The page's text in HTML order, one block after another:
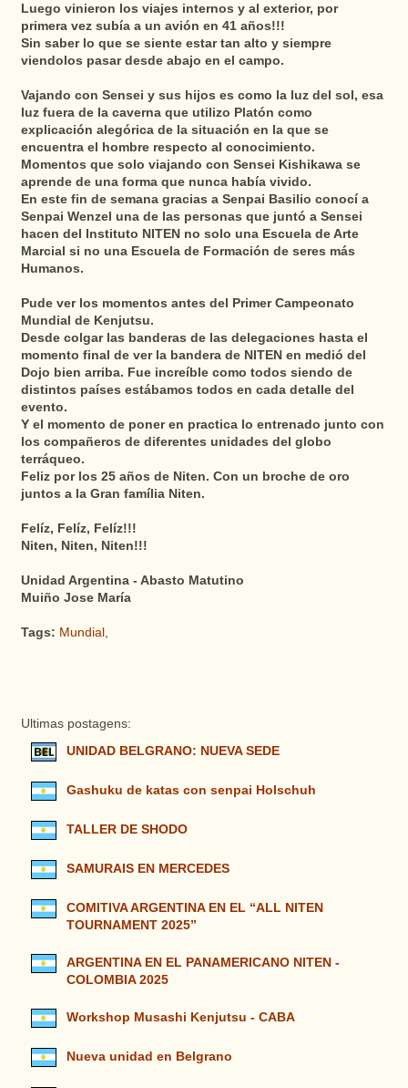
Luego vinieron los viajes internos y al exterior, por
primera vez subía a un avión en 41 años!!!
Sin saber lo que se siente estar tan alto y siempre
viendolos pasar desde abajo en el campo.
Vajando con Sensei y sus hijos es como la luz del sol, esa
luz fuera de la caverna que utilizo Platón como
explicación alegórica de la situación en la que se
encuentra el hombre respecto al conocimiento.
Momentos que solo viajando con Sensei Kishikawa se
aprende de una forma que nunca había vivido.
En este fin de semana gracias a Senpai Basilio conocí a
Senpai Wenzel una de las personas que juntó a Sensei
hacen del Instituto NITEN no solo una Escuela de Arte
Marcial si no una Escuela de Formación de seres más
Humanos.
Pude ver los momentos antes del Primer Campeonato
Mundial de Kenjutsu.
Desde colgar las banderas de las delegaciones hasta el
momento final de ver la bandera de NITEN en medió del
Dojo bien arriba. Fue increíble como todos siendo de
distintos países estábamos todos en cada detalle del
evento.
Y el momento de poner en practica lo entrenado junto con
los compañeros de diferentes unidades del globo
terráqueo.
Feliz por los 25 años de Niten. Con un broche de oro
juntos a la Gran família Niten.
Felíz, Felíz, Felíz!!!
Niten, Niten, Niten!!!
Unidad Argentina - Abasto Matutino
Muiño Jose María
Tags: Mundial ,
Ultimas postagens:
UNIDAD BELGRANO: NUEVA SEDE
Gashuku de katas con senpai Holschuh
TALLER DE SHODO
SAMURAIS EN MERCEDES
COMITIVA ARGENTINA EN EL “ALL NITEN
TOURNAMENT 2025”
ARGENTINA EN EL PANAMERICANO NITEN -
COLOMBIA 2025
Workshop Musashi Kenjutsu - CABA
Nueva unidad en Belgrano